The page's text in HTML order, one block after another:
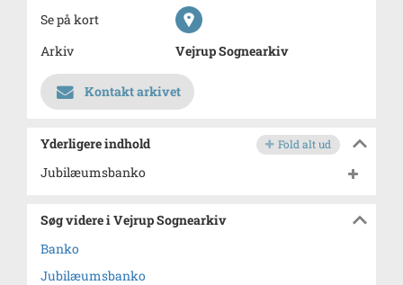
Se på kort
Arkiv
Vejrup Sognearkiv
Kontakt arkivet
Yderligere indhold Fold alt ud
Jubilæumsbanko
Søg videre i Vejrup Sognearkiv
Banko
Jubilæumsbanko